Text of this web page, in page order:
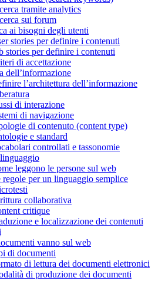
tramite analytics
sui forum
ai bisogni degli utenti
stories per definire i contenuti
stories per definire i contenuti
di accettazione
dell’informazione
l’architettura dell’informazione
di interazione
di navigazione
di contenuto (content type)
e standard
controllati e tassonomie
leggono le persone sul web
per un linguaggio semplice
collaborativa
critique
e localizzazione dei contenuti
vanno sul web
di documenti
di lettura dei documenti elettronici
di produzione dei documenti